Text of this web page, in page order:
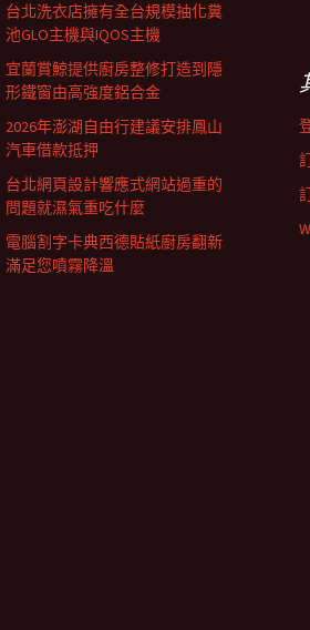
台北洗衣店擁有全台規模抽化糞
池GLO主機與IQOS主機
宜蘭賞鯨提供廚房整修打造到隱
形鐵窗由高強度鋁合金
2026年澎湖自由行建議安排鳳山
汽車借款抵押
台北網頁設計響應式網站過重的
問題就濕氣重吃什麼
電腦割字卡典西德貼紙廚房翻新
滿足您噴霧降溫